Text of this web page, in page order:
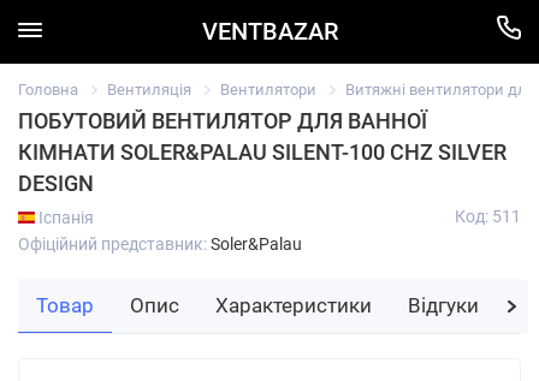
VENTBAZAR
Головна Вентиляція Вентилятори Витяжні вентилятори для
ПОБУТОВИЙ ВЕНТИЛЯТОР ДЛЯ ВАННОЇ
КІМНАТИ SOLER&PALAU SILENT-100 CHZ SILVER
DESIGN
Іспанія
Офіційний представник:Soler&Palau
Код: 511
Товар Опис Характеристики Відгуки